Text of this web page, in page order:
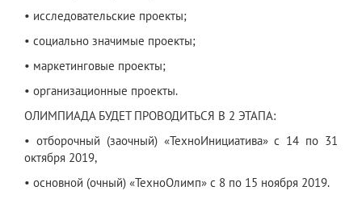
• исследовательские проекты;
• социально значимые проекты;
• маркетинговые проекты;
• организационные проекты.
ОЛИМПИАДА БУДЕТ ПРОВОДИТЬСЯ В 2 ЭТАПА:
• отборочный (заочный) «ТехноИнициатива» с 14 по 31
октября 2019,
• основной (очный) «ТехноОлимп» с 8 по 15 ноября 2019.